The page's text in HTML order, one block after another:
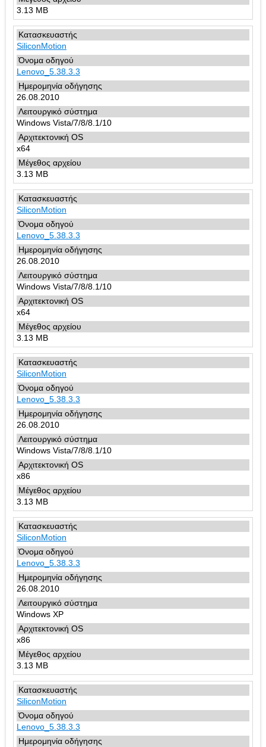
3.13 MB
SiliconMotion
Lenovo_5.38.3.3
26.08.2010
Windows Vista/7/8/8.1/10
x64
3.13 MB
SiliconMotion
Lenovo_5.38.3.3
26.08.2010
Windows Vista/7/8/8.1/10
x64
3.13 MB
SiliconMotion
Lenovo_5.38.3.3
26.08.2010
Windows Vista/7/8/8.1/10
x86
3.13 MB
SiliconMotion
Lenovo_5.38.3.3
26.08.2010
Windows XP
x86
3.13 MB
SiliconMotion
Lenovo_5.38.3.3